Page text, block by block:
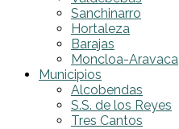
Sanchinarro
Hortaleza
Barajas
Moncloa-Aravaca
Municipios
Alcobendas
S.S. de los Reyes
Tres Cantos